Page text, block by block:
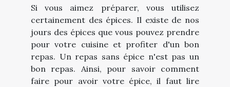
Si vous aimez préparer, vous utilisez
certainement des épices. Il existe de nos
jours des épices que vous pouvez prendre
pour votre cuisine et profiter d'un bon
repas. Un repas sans épice n'est pas un
bon repas. Ainsi, pour savoir comment
faire pour avoir votre épice, il faut lire